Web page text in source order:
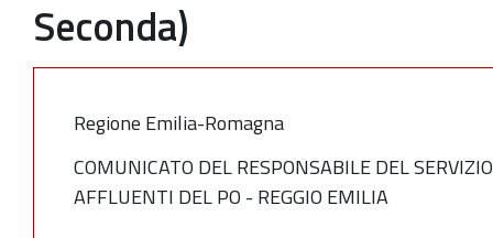
Seconda)
Regione Emilia-Romagna
COMUNICATO DEL RESPONSABILE DEL
AFFLUENTI DEL PO - REGGIO EMILIA